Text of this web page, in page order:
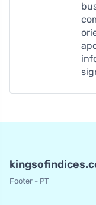
Footer - PT